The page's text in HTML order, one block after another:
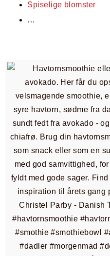
Spiselige blomster
…